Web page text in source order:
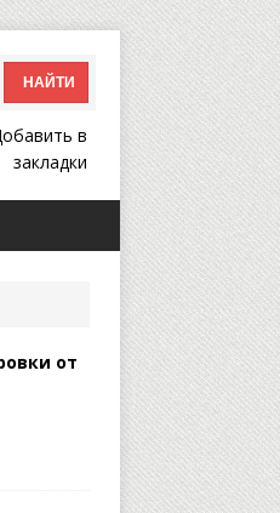
в
закладки
от